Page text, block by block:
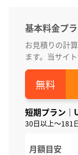
基本料金プ
お見積りの計
ます。当サイ
短期プラン｜
30日以上～181
月額目安